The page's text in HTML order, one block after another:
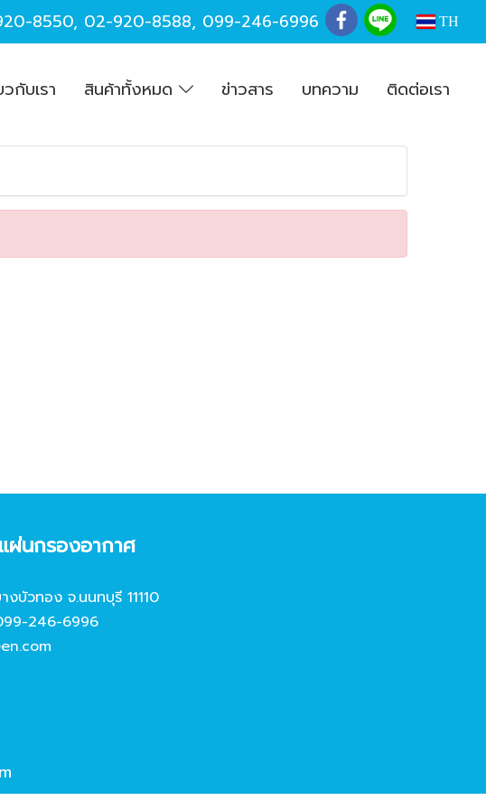
8550, 02-920-8588, 099-246-6996 TH
วกับเรา สินค้าทั้งหมด ข่าวสาร บทความ ติดต่อเรา
ผ่นกรองอากาศ
บัวทอง จ.นนทบุรี 11110
246-6996